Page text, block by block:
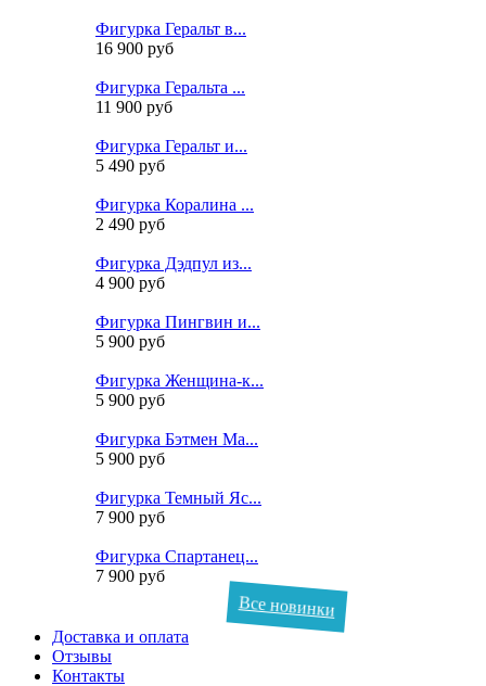
Фигурка Геральт в...
16 900 руб
Фигурка Геральта ...
11 900 руб
Фигурка Геральт и...
5 490 руб
Фигурка Коралина ...
2 490 руб
Фигурка Дэдпул из...
4 900 руб
Фигурка Пингвин и...
5 900 руб
Фигурка Женщина-к...
5 900 руб
Фигурка Бэтмен Ма...
5 900 руб
Фигурка Темный Яс...
7 900 руб
Фигурка Спартанец...
7 900 руб
Все новинки
Доставка и оплата
Отзывы
Контакты